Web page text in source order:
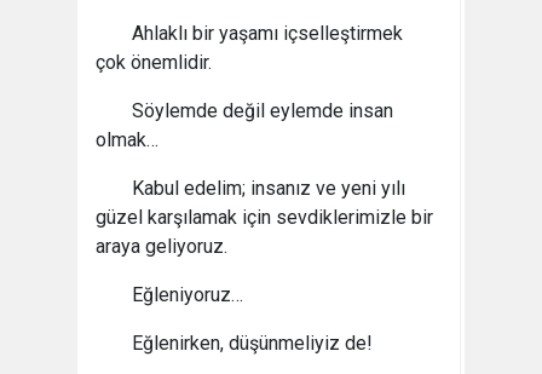
Ahlaklı bir yaşamı içselleştirmek
çok önemlidir.
Söylemde değil eylemde insan
olmak…
Kabul edelim; insanız ve yeni yılı
güzel karşılamak için sevdiklerimizle bir
araya geliyoruz.
Eğleniyoruz…
Eğlenirken, düşünmeliyiz de!